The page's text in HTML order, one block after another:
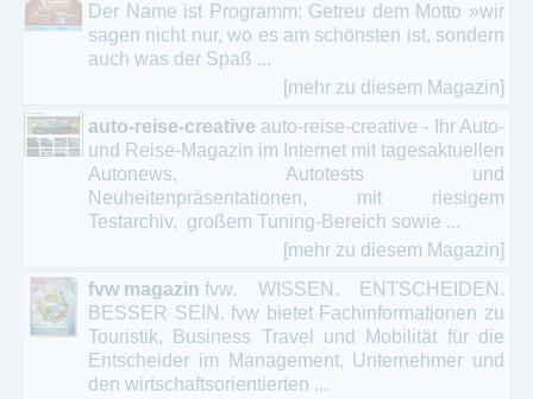
Der Name ist Programm: Getreu dem Motto »wir
sagen nicht nur, wo es am schönsten ist, sondern
auch was der Spaß ...
[mehr zu diesem Magazin]
auto-reise-creative auto-reise-creative - Ihr Auto-
und Reise-Magazin im Internet mit tagesaktuellen
Autonews, Autotests und
Neuheitenpräsentationen, mit riesigem
Testarchiv, großem Tuning-Bereich sowie ...
[mehr zu diesem Magazin]
fvw magazin fvw. WISSEN. ENTSCHEIDEN.
BESSER SEIN. fvw bietet Fachinformationen zu
Touristik, Business Travel und Mobilität für die
Entscheider im Management, Unternehmer und
den wirtschaftsorientierten ...